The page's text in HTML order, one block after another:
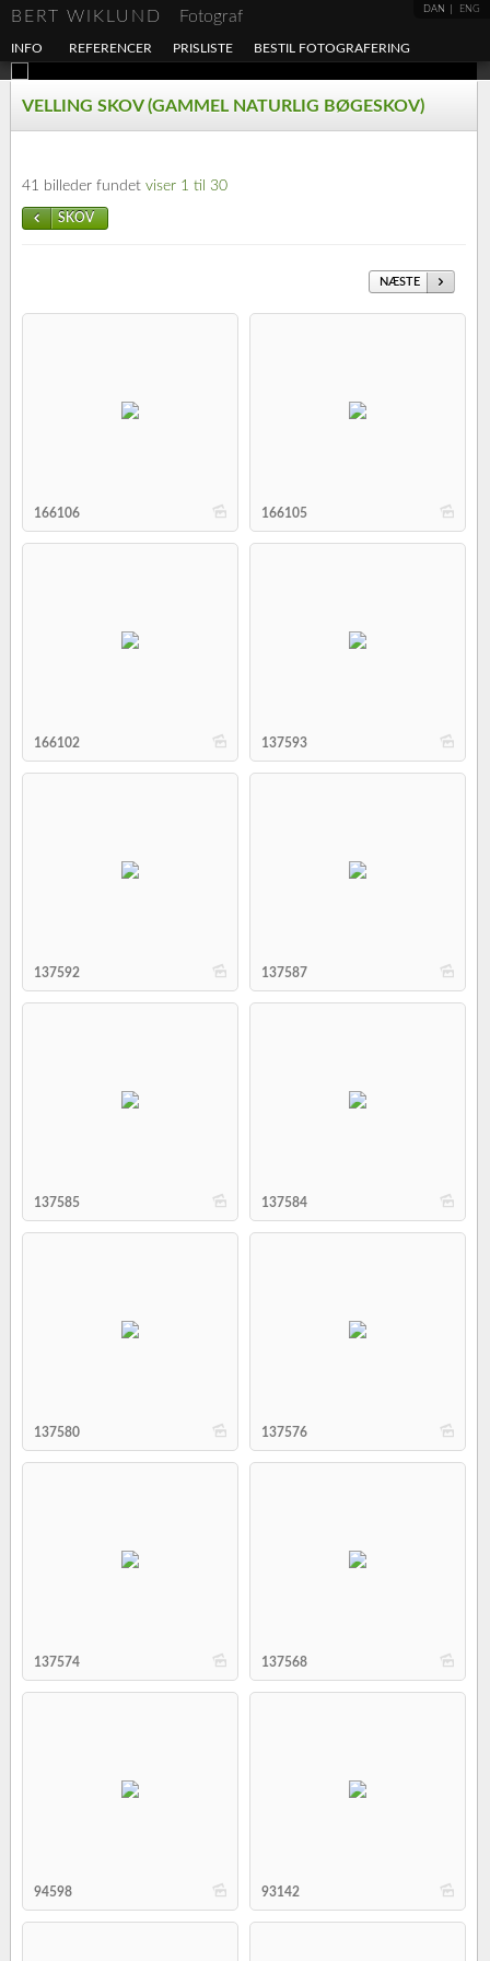
DAN ENG
BERT WIKLUND Fotograf
INFO REFERENCER PRISLISTE BESTIL FOTOGRAFERING
VELLING SKOV (GAMMEL NATURLIG BØGESKOV)
41 billeder fundet viser 1 til 30
SKOV
NÆSTE
b
166106 b
166105
b
166102 b
137593
b
137592 b
137587
b
137585 b
137584
b
137580 b
137576
b
137574 b
137568
b
94598 b
93142